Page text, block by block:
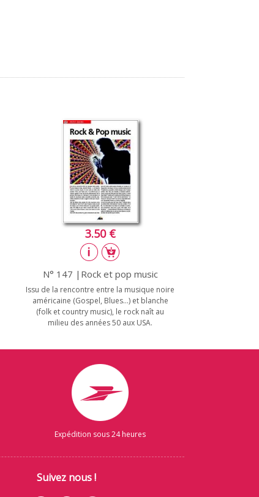
3.50 €
N° 147 |Rock et pop music
Issu de la rencontre entre la musique noire
américaine (Gospel, Blues...) et blanche
(folk et country music), le rock naît au
milieu des années 50 aux USA.
Expédition sous 24 heures
Suivez nous !